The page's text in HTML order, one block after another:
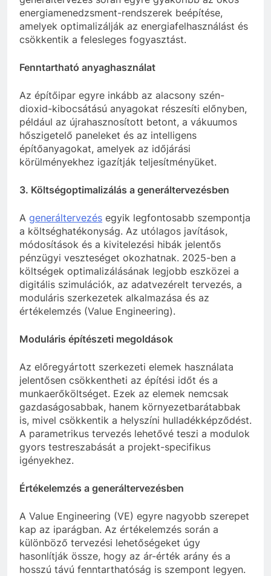
energiamenedzsment-rendszerek beépítése,
amelyek optimalizálják az energiafelhasználást és
csökkentik a felesleges fogyasztást.
Fenntartható anyaghasználat
Az építőipar egyre inkább az alacsony szén-
dioxid-kibocsátású anyagokat részesíti előnyben,
például az újrahasznosított betont, a vákuumos
hőszigetelő paneleket és az intelligens
építőanyagokat, amelyek az időjárási
körülményekhez igazítják teljesítményüket.
3. Költségoptimalizálás a generáltervezésben
A generáltervezés egyik legfontosabb szempontja
a költséghatékonyság. Az utólagos javítások,
módosítások és a kivitelezési hibák jelentős
pénzügyi veszteséget okozhatnak. 2025-ben a
költségek optimalizálásának legjobb eszközei a
digitális szimulációk, az adatvezérelt tervezés, a
moduláris szerkezetek alkalmazása és az
értékelemzés (Value Engineering).
Moduláris építészeti megoldások
Az előregyártott szerkezeti elemek használata
jelentősen csökkentheti az építési időt és a
munkaerőköltséget. Ezek az elemek nemcsak
gazdaságosabbak, hanem környezetbarátabbak
is, mivel csökkentik a helyszíni hulladékképződést.
A parametrikus tervezés lehetővé teszi a modulok
gyors testreszabását a projekt-specifikus
igényekhez.
Értékelemzés a generáltervezésben
A Value Engineering (VE) egyre nagyobb szerepet
kap az iparágban. Az értékelemzés során a
különböző tervezési lehetőségeket úgy
hasonlítják össze, hogy az ár-érték arány és a
hosszú távú fenntarthatóság is szempont legyen.